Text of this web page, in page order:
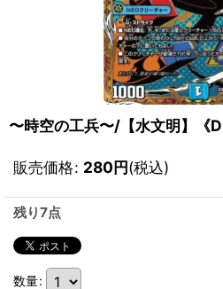
〜時空の工兵〜/【水文明】《
販売価格: 280円(税込)
残り7点
数量: